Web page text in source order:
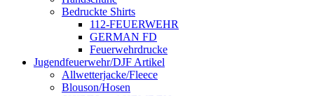
Bedruckte Shirts
112-FEUERWEHR
GERMAN FD
Feuerwehrdrucke
Jugendfeuerwehr/DJF Artikel
Allwetterjacke/Fleece
Blouson/Hosen